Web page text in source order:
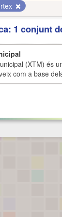
1 conjunt
(XTM) és
com a base